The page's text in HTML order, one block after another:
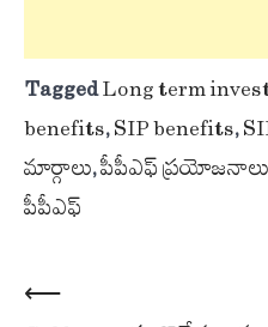
TaggedLong term
benefits,SIP benefits,
మార్గాలు,పీపీఎఫ్ ప్రయోజనాలు
పీపీఎఫ్
Post
⟵